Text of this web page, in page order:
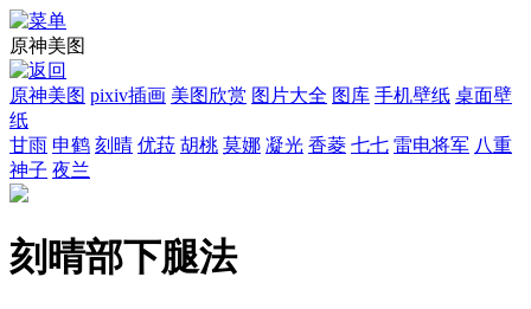
原神美图
原神美图 pixiv插画 美图欣赏 图片大全 图库 手机壁纸 桌面壁
纸
甘雨 申鹤 刻晴 优菈 胡桃 莫娜 凝光 香菱 七七 雷电将军 八重
神子 夜兰
刻晴部下腿法